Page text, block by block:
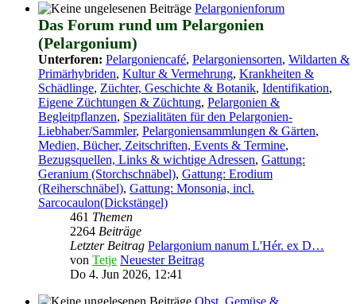
Pelargonienforum
Das Forum rund um Pelargonien
(Pelargonium)
Unterforen: Pelargoniencafé, Pelargoniensorten, Wildarten &
Primärhybriden, Kultur & Vermehrung, Krankheiten &
Schädlinge, Züchter, Geschichte & Botanik, Identifikation,
Eigene Züchtungen & Züchtung, Pelargonien &
Begleitpflanzen, Spezialitäten für den Pelargonien-
Liebhaber/Sammler, Pelargoniensammlungen & Gärten,
Medien, Bücher, Zeitschriften, Events & Termine,
Bezugsquellen, Links & wichtige Adressen, Gattung:
Geranium (Storchschnäbel), Gattung: Erodium
(Reiherschnäbel), Gattung: Monsonia, incl.
Sarcocaulon(Dickstängel)
461 Themen
2264 Beiträge
Letzter Beitrag Pelargonium nanum L'Hér. ex D…
von Tetje Neuester Beitrag
Do 4. Jun 2026, 12:41
Obst, Gemüse &